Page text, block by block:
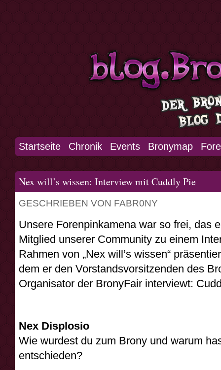
Startseite Chronik Events Bronymap
Nex will’s wissen: Interview mit Cuddly Pie
GESCHRIEBEN VON FABR0NY
Unsere Forenpinkamena war so frei, das
Mitglied unserer Community zu einem
Rahmen von „Nex will’s wissen“
dem er den Vorstandsvorsitzenden des
Organisator der BronyFair interviewt:
Nex Displosio
Wie wurdest du zum Brony und warum
entschieden?